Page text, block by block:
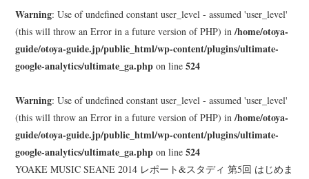
Warning: Use of undefined constant user_level - assumed 'user_level'
(this will throw an Error in a future version of PHP) in/home/otoya-
guide/otoya-guide.jp/public_html/wp-content/plugins/ultimate-
google-analytics/ultimate_ga.php on line524
Warning: Use of undefined constant user_level - assumed 'user_level'
(this will throw an Error in a future version of PHP) in/home/otoya-
guide/otoya-guide.jp/public_html/wp-content/plugins/ultimate-
google-analytics/ultimate_ga.php on line524
YOAKE MUSIC SEANE 2014 レポート&スタディ 第5回 はじめま